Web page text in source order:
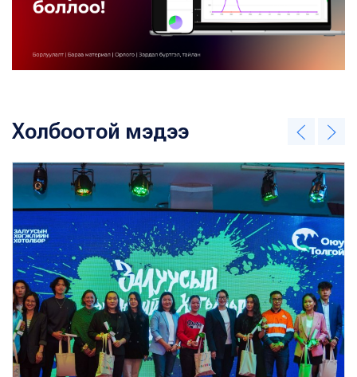
Холбоотой мэдээ